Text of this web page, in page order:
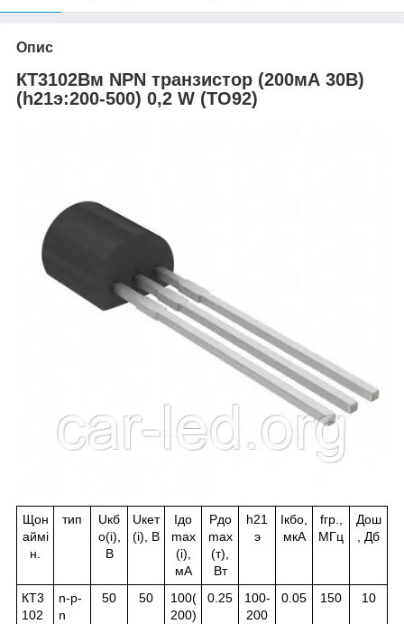
Опис
КТ3102Вм NPN транзистор (200мА 30В)
(һ21э:200-500) 0,2 W (ТО92)
Щон
аймі
н.
тип Uкб
о(і),
В
Uкет
(і), В
Iдо
max
(і),
мА
Pдо
max
(т),
Вт
h21
э
Iкбо,
мкА
fгр.,
МГц
Дош
, Дб
КТ3
102
n-p-
n
50 50
100(
200)
0.25
100-
200
0.05 150 10